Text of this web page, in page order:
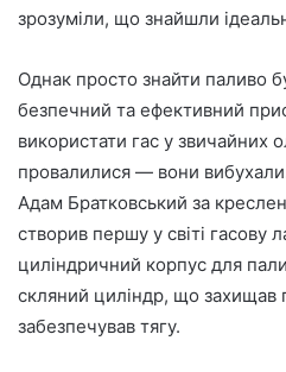
зрозуміли, що знайшли
Однак просто знайти паливо
безпечний та ефективний
використати гас у звичайних
провалилися — вони
Адам Братковський за
створив першу у світі гасову
циліндричний корпус для
скляний циліндр, що захищав
забезпечував тягу.